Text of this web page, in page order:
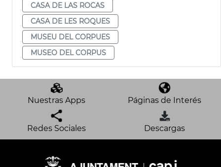
CASA DE LAS ROCAS
CASA DE LES ROQUES
MUSEU DEL CORPUES
MUSEO DEL CORPUS
Nuestras Apps Páginas de Interés
Redes Sociales Descargas